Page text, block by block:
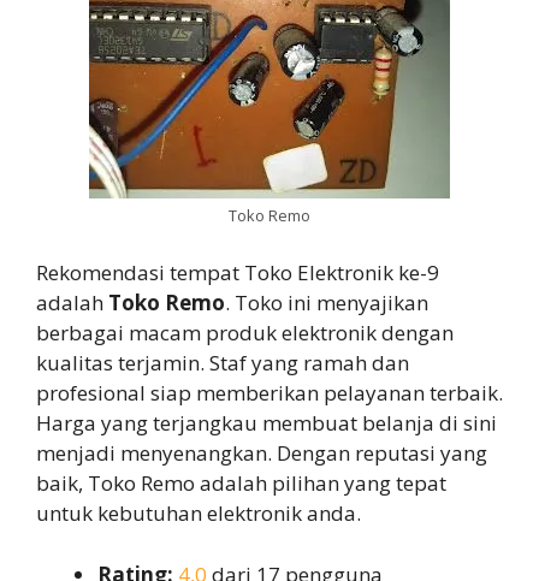
Toko Remo
Rekomendasi tempat Toko Elektronik ke-9
adalah Toko Remo. Toko ini menyajikan
berbagai macam produk elektronik dengan
kualitas terjamin. Staf yang ramah dan
profesional siap memberikan pelayanan terbaik.
Harga yang terjangkau membuat belanja di sini
menjadi menyenangkan. Dengan reputasi yang
baik, Toko Remo adalah pilihan yang tepat
untuk kebutuhan elektronik anda.
Rating: 4,0 dari 17 pengguna